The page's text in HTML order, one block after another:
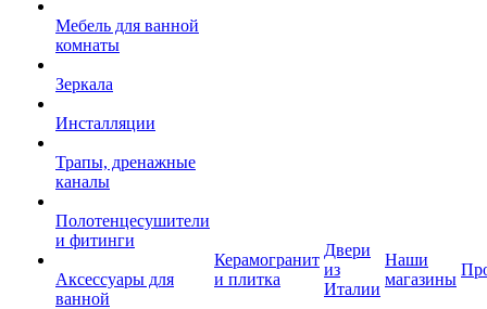
Мебель для ванной
комнаты
Зеркала
Инсталляции
Трапы, дренажные
каналы
Полотенцесушители
и фитинги
Аксессуары для
ванной
Керамогранит
и плитка
Двери
из
Италии
Наши
магазины